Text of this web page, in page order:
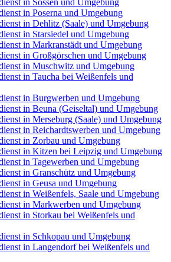
in Poserna und Umgebung
in Dehlitz (Saale) und Umgebung
in Starsiedel und Umgebung
in Markranstädt und Umgebung
in Großgörschen und Umgebung
in Muschwitz und Umgebung
in Taucha bei Weißenfels und
in Burgwerben und Umgebung
in Beuna (Geiseltal) und Umgebung
in Merseburg (Saale) und Umgebung
in Reichardtswerben und Umgebung
in Zorbau und Umgebung
in Kitzen bei Leipzig und Umgebung
in Tagewerben und Umgebung
in Granschütz und Umgebung
in Geusa und Umgebung
in Weißenfels, Saale und Umgebung
in Markwerben und Umgebung
in Storkau bei Weißenfels und
in Schkopau und Umgebung
in Langendorf bei Weißenfels und